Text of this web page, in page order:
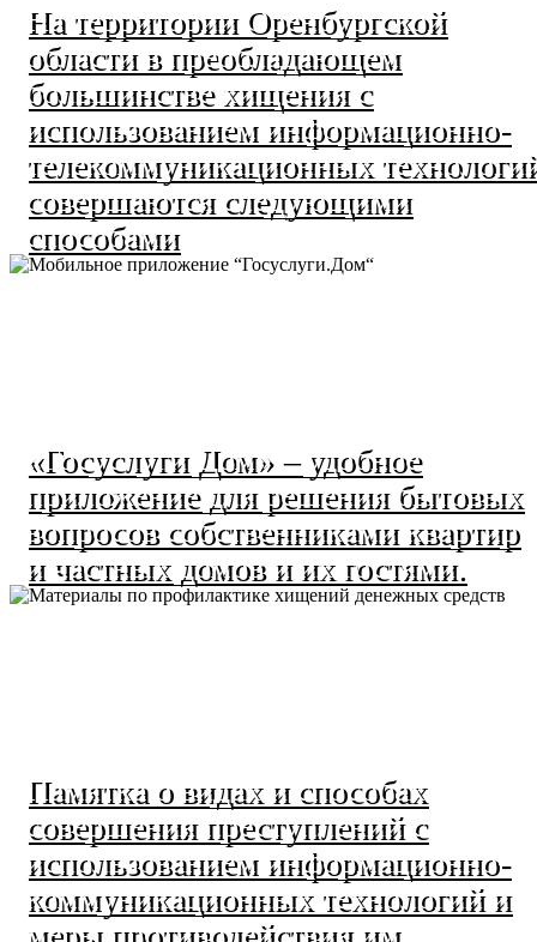
На территории Оренбургской
области в преобладающем
большинстве хищения с
использованием информационно-
телекоммуникационных
совершаются следующими
способами
«Госуслуги Дом» – удобное
приложение для решения бытовых
вопросов собственниками квартир
и частных домов и их гостями.
Памятка о видах и способах
совершения преступлений с
использованием информационно-
коммуникационных технологий и
меры противодействия им